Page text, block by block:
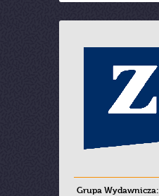
Grupa Wydawnicza: